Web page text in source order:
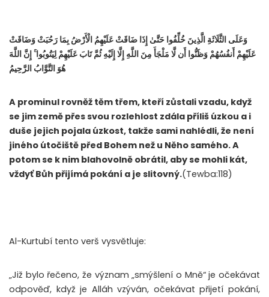
وَعَلَى الثَّلَاثَةِ الَّذِينَ خُلِّفُوا حَتَّىٰ إِذَا ضَاقَتْ عَلَيْهِمُ الْأَرْضُ بِمَا رَحُبَتْ وَضَاقَتْ
عَلَيْهِمْ أَنفُسُهُمْ وَظَنُّوا أَن لَّا مَلْجَأَ مِنَ اللَّهِ إِلَّا إِلَيْهِ ثُمَّ تَابَ عَلَيْهِمْ لِيَتُوبُوا ۚ إِنَّ اللَّهَ
هُوَ التَّوَّابُ الرَّحِيمُ
A prominul rovněž těm třem, kteří zůstali vzadu, když
se jim země přes svou rozlehlost zdála příliš úzkou a i
duše jejich pojala úzkost, takže sami nahlédli, že není
jiného útočiště před Bohem než u Něho samého. A
potom se k nim blahovolně obrátil, aby se mohli kát,
vždyť Bůh přijímá pokání a je slitovný.(Tewba:118)
Al-Kurtubí tento verš vysvětluje:
„Již bylo řečeno, že význam „smýšlení o Mně“ je očekávat
odpověď, když je Alláh vzýván, očekávat přijetí pokání,